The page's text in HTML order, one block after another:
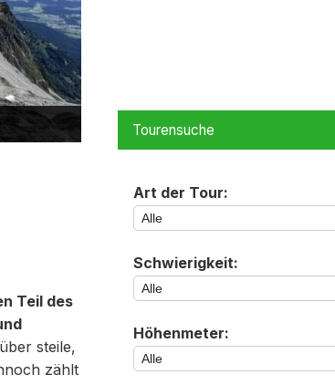
Teil des
steile,
zählt
Tourensuche
Art der Tour:
Schwierigkeit:
Höhenmeter: